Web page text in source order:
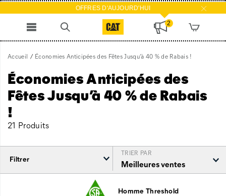
OFFRES D'AUJOURD'HUI
2
Accueil Économies Anticipées des Fêtes Jusqu’à 40 % de Rabais !
Économies Anticipées des
Fêtes Jusqu’à 40 % de Rabais
!
21 Produits
Filtrer
TRIER PAR
Économies
Homme Threshold